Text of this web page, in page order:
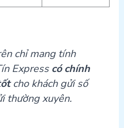
chỉ mang tính
Expresscó chính
cho khách gửi số
thường xuyên.